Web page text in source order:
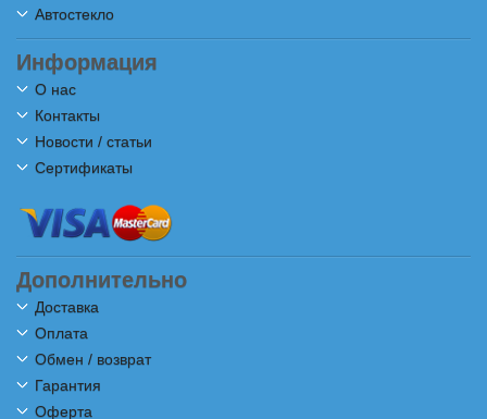
Автостекло
Информация
О нас
Контакты
Новости / статьи
Сертификаты
Дополнительно
Доставка
Оплата
Обмен / возврат
Гарантия
Оферта